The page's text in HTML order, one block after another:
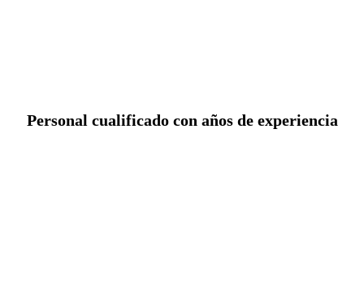
Personal cualificado con años de experiencia